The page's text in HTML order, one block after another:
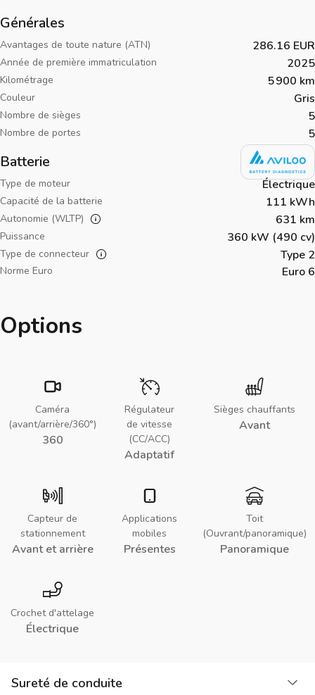
Générales
Avantages de toute nature (ATN) 286.16 EUR
Année de première immatriculation 2025
Kilométrage 5 900 km
Couleur Gris
Nombre de sièges 5
Nombre de portes 5
Batterie
Type de moteur Électrique
Capacité de la batterie 111 kWh
Autonomie (WLTP) 631 km
Puissance 360 kW (490 cv)
Type de connecteur Type 2
Norme Euro Euro 6
Options
Caméra
(avant/arrière/360°)
360
Régulateur
de vitesse
(CC/ACC)
Adaptatif
Sièges chauffants
Avant
Capteur de
stationnement
Avant et arrière
Applications
mobiles
Présentes
Toit
(Ouvrant/panoramique)
Panoramique
Crochet d'attelage
Électrique
Sureté de conduite